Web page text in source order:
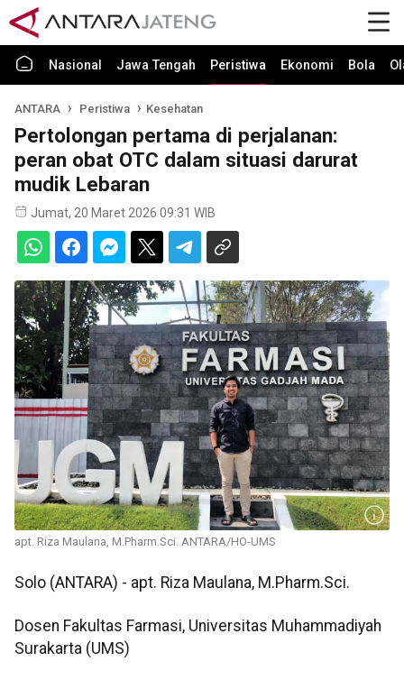
Nasional Jawa Tengah Peristiwa Ekonomi Bola
ANTARA Peristiwa Kesehatan
Pertolongan pertama di perjalanan:
peran obat OTC dalam situasi darurat
mudik Lebaran
Jumat, 20 Maret 2026 09:31 WIB
apt. Riza Maulana, M.Pharm.Sci. ANTARA/HO-UMS
Solo (ANTARA) - apt. Riza Maulana, M.Pharm.Sci.
Dosen Fakultas Farmasi, Universitas Muhammadiyah
Surakarta (UMS)